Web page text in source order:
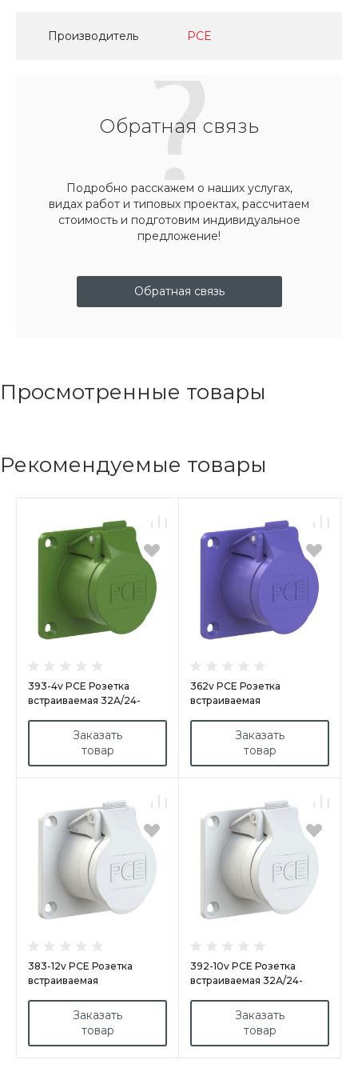
Производитель PCE
Обратная связь
Подробно расскажем о наших услугах,
видах работ и типовых проектах, рассчитаем
стоимость и подготовим индивидуальное
предложение!
Обратная связь
Просмотренные товары
Рекомендуемые товары
393-4v PCE Розетка
встраиваемая 32A/24-
70х70, никелированные
Заказать
товар
362v PCE Розетка
встраиваемая
70х70, никелированные
Заказать
товар
383-12v PCE Розетка
встраиваемая
70х70, никелированные
Заказать
товар
392-10v PCE Розетка
встраиваемая 32А/24-
70х70, никелированные
Заказать
товар